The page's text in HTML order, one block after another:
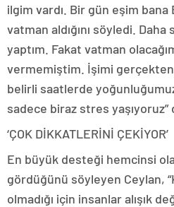
ilgim vardı. Bir gün eşim bana
vatman aldığını söyledi.
yaptım. Fakat vatman
vermemiştim. İşimi
belirli saatlerde
sadece biraz stres yaşıyoruz”
‘ÇOK DİKKATLERİNİ ÇEKİYOR’
En büyük desteği hemcinsi
gördüğünü söyleyen Ceylan,
olmadığı için insanlar alışık